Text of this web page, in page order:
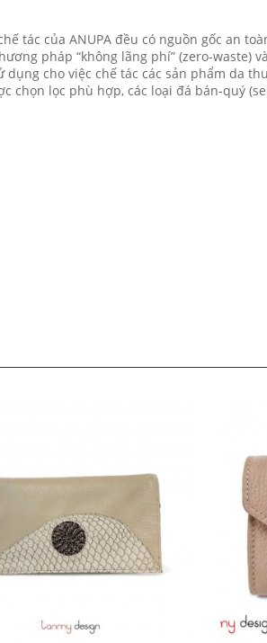
tác của ANUPA đều có nguồn gốc an
pháp “không lãng phí” (zero-waste)
cho việc chế tác các sản phẩm da
chọn lọc phù hợp, các loại đá bán-quý